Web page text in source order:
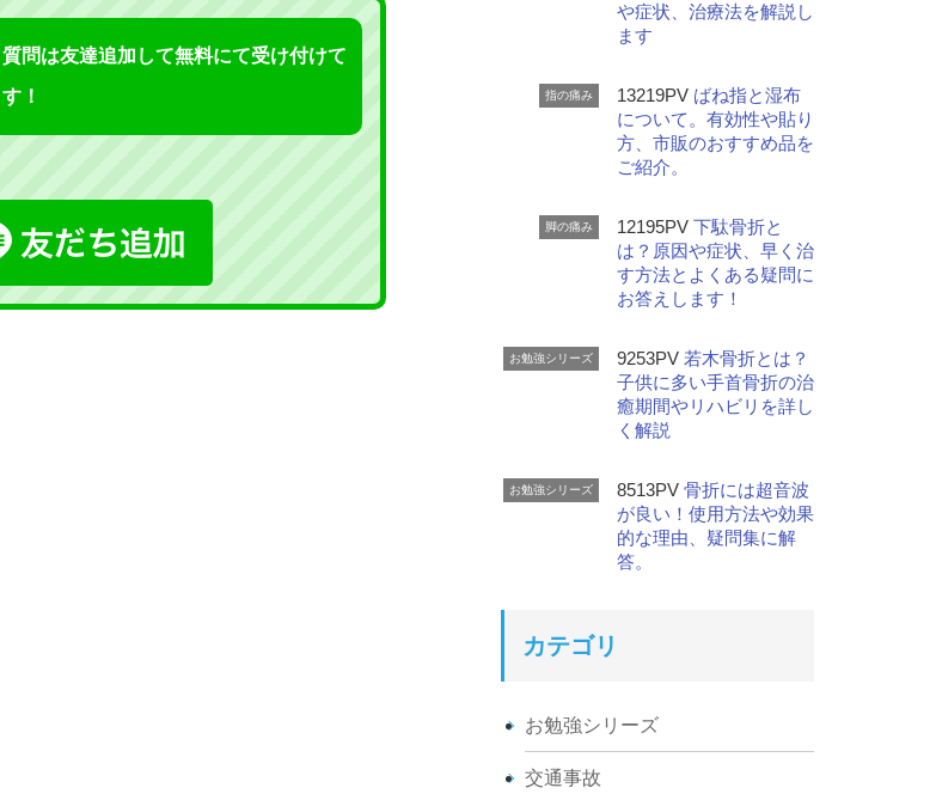
問は友達追加して無料にて受け付けて
！
や症状、治療法を解説し
ます
指の痛み 13219PV ばね指と湿布
について。有効性や貼り
方、市販のおすすめ品を
ご紹介。
脚の痛み 12195PV 下駄骨折と
は？原因や症状、早く治
す方法とよくある疑問に
お答えします！
お勉強シリーズ 9253PV 若木骨折とは？
子供に多い手首骨折の治
癒期間やリハビリを詳し
く解説
お勉強シリーズ 8513PV 骨折には超音波
が良い！使用方法や効果
的な理由、疑問集に解
答。
カテゴリ
お勉強シリーズ
交通事故